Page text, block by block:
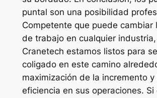
puntal son una posibilidad
Competente que puede cambiar
de trabajo en cualquier
Cranetech estamos listos para
coligado en este camino
maximización de la incremento y
eficiencia en sus operaciones. Si